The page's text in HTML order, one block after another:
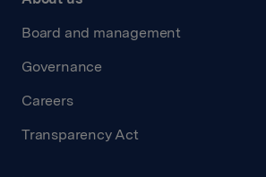
Board and management
Governance
Careers
Transparency Act